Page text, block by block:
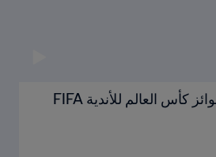
شاهد حفل تقديم جوائز كأس العالم للأندية FIFA